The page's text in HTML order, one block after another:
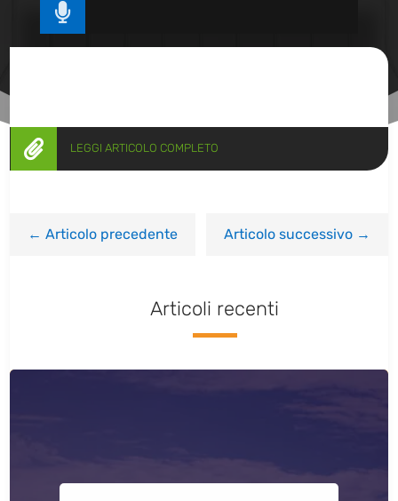

 LEGGI ARTICOLO COMPLETO
←Articolo precedente Articolo successivo→
Articoli recenti